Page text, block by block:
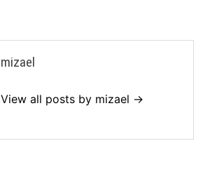
mizael
View all posts by mizael →